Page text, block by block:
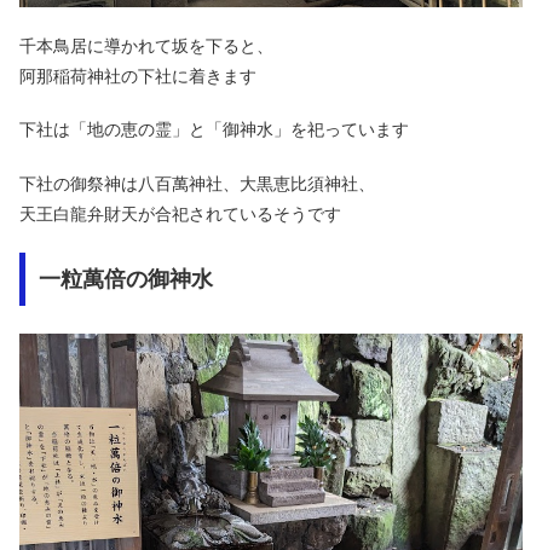
千本鳥居に導かれて坂を下ると、
阿那稲荷神社の下社に着きます
下社は「地の恵の霊」と「御神水」を祀っています
下社の御祭神は八百萬神社、大黒恵比須神社、
天王白龍弁財天が合祀されているそうです
一粒萬倍の御神水